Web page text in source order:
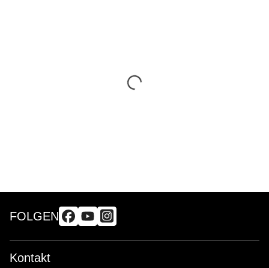
FOLGEN
Kontakt